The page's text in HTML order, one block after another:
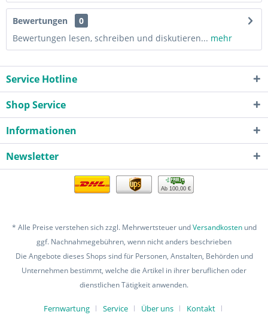
Bewertungen
0
Bewertungen lesen, schreiben und diskutieren... mehr
Service Hotline
Shop Service
Informationen
Newsletter
Ab 100,00 €
* Alle Preise verstehen sich zzgl. Mehrwertsteuer undVersandkostenund
ggf. Nachnahmegebühren, wenn nicht anders beschrieben
Die Angebote dieses Shops sind für Personen, Anstalten, Behörden und
Unternehmen bestimmt, welche die Artikel in ihrer beruflichen oder
dienstlichen Tätigkeit anwenden.
Fernwartung Service Über uns Kontakt